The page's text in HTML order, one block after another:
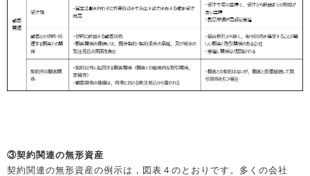
③契約関連の無形資産
契約関連の無形資産の例示は，図表４のとおりです。多くの会社